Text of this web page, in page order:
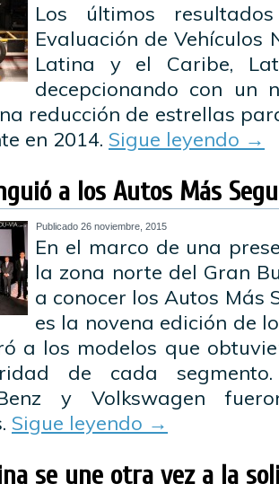
Los últimos
Evaluación de Vehículos
Latina y el Caribe,
decepcionando con un
reducción de estrellas
en 2014. Sigue leyendo →
a los Autos Más
Publicado 26 noviembre, 2015
En el marco de una
la zona norte del Gran
a conocer los Autos Más
es la novena edición de
a los modelos que
de cada
y Volkswagen
Sigue leyendo →
se une otra vez a la